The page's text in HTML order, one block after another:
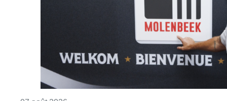
“impact significatif” sur les